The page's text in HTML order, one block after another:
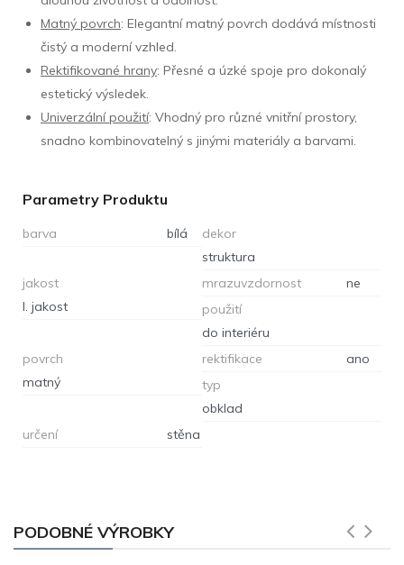
Matný povrch: Elegantní matný povrch dodává místnosti
čistý a moderní vzhled.
Rektifikované hrany: Přesné a úzké spoje pro dokonalý
estetický výsledek.
Univerzální použití: Vhodný pro různé vnitřní prostory,
snadno kombinovatelný s jinými materiály a barvami.
Parametry Produktu
barva bílá
dekor
struktura
jakost
I. jakost
mrazuvzdornost
ne
použití
do interiéru
povrch
matný
rektifikace
ano
typ
obklad
určení
stěna
PODOBNÉ VÝROBKY